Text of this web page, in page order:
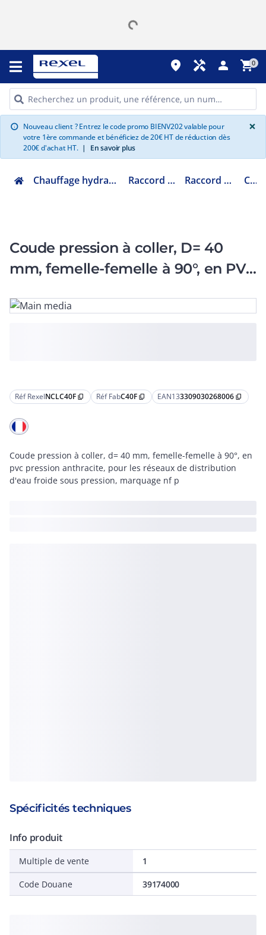
place handyman person shopping_cart0
info Nouveau client ? Entrez le code promo BIENV202 valable pour
votre 1ère commande et bénéficiez de 20€ HT de réduction dès
200€ d'achat HT. | En savoir plus
×
Chauffage hydraulique et plomberie Raccord hydraulique Raccord PVC pression C40F
Coude pression à coller, D= 40
mm, femelle-femelle à 90°, en PVC
Réf RexelNCLC40F content_copy Réf FabC40F content_copy EAN133309030268006 content_copy
Coude pression à coller, d= 40 mm, femelle-femelle à 90°, en
pvc pression anthracite, pour les réseaux de distribution
d'eau froide sous pression, marquage nf p
Spécificités techniques
Info produit
Multiple de vente 1
Code Douane 39174000